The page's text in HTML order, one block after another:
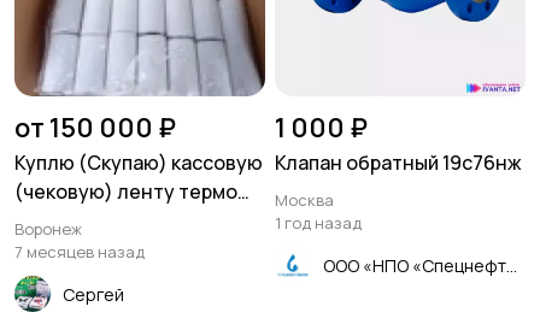
от 150 000 ₽
Куплю (Скупаю) кассовую
(чековую) ленту термо
57мм и 80мм
Воронеж
7 месяцев назад
Сергей
1 000 ₽
Клапан обратный 19с76нж
Москва
1 год назад